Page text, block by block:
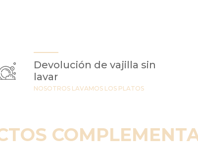
Devolución de vajilla sin
lavar
NOSOTROS LAVAMOS LOS PLATOS